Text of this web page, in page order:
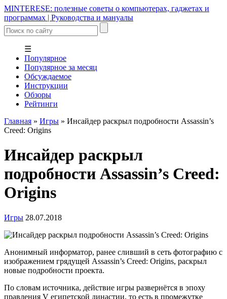
MINTERESE: полезные советы о компьютерах, гаджетах и
программах | Руководства и мануалы
☰
Популярное
Популярное за месяц
Обсуждаемое
Инструкции
Обзоры
Рейтинги
Главная » Игры » Инсайдер раскрыл подробности Assassin’s
Creed: Origins
Инсайдер раскрыл
подробности Assassin’s Creed:
Origins
Игры 28.07.2018
Анонимный информатор, ранее сливший в сеть фотографию с
изображением грядущей Assassin’s Creed: Origins, раскрыл
новые подробности проекта.
По словам источника, действие игры развернётся в эпоху
правления V египетской династии, то есть в промежутке